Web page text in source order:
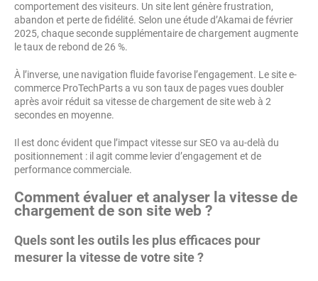
comportement des visiteurs. Un site lent génère frustration,
abandon et perte de fidélité. Selon une étude d’Akamai de février
2025, chaque seconde supplémentaire de chargement augmente
le taux de rebond de 26 %.
À l’inverse, une navigation fluide favorise l’engagement. Le site e-
commerce ProTechParts a vu son taux de pages vues doubler
après avoir réduit sa vitesse de chargement de site web à 2
secondes en moyenne.
Il est donc évident que l’impact vitesse sur SEO va au-delà du
positionnement : il agit comme levier d’engagement et de
performance commerciale.
Comment évaluer et analyser la vitesse de
chargement de son site web ?
Quels sont les outils les plus efficaces pour
mesurer la vitesse de votre site ?